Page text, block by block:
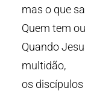
mas o que
Quem tem
Quando
multidão,
os